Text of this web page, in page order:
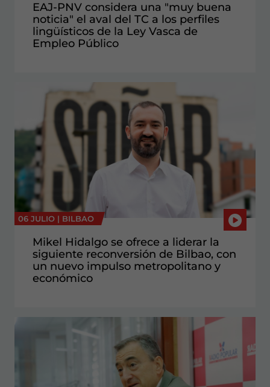
EAJ-PNV considera una "muy buena
noticia" el aval del TC a los perfiles
lingüísticos de la Ley Vasca de
Empleo Público
06 JULIO | BILBAO
Mikel Hidalgo se ofrece a liderar la
siguiente reconversión de Bilbao, con
un nuevo impulso metropolitano y
económico